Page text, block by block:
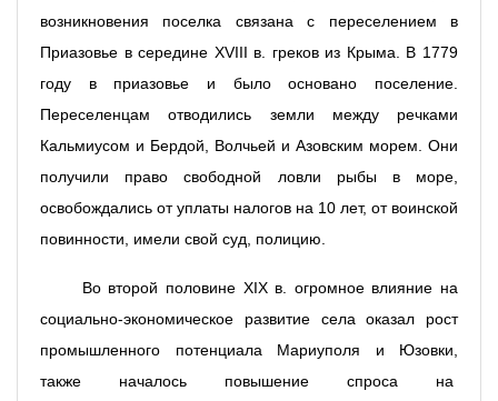
возникновения поселка связана с переселением в
Приазовье в середине XVIII в. греков из Крыма. В 1779
году в приазовье и было основано поселение.
Переселенцам отводились земли между речками
Кальмиусом и Бердой, Волчьей и Азовским морем. Они
получили право свободной ловли рыбы в море,
освобождались от уплаты налогов на 10 лет, от воинской
повинности, имели свой суд, полицию.
Во второй половине XIX в. огромное влияние на
социально-экономическое развитие села оказал рост
промышленного потенциала Мариуполя и Юзовки,
также началось повышение спроса на